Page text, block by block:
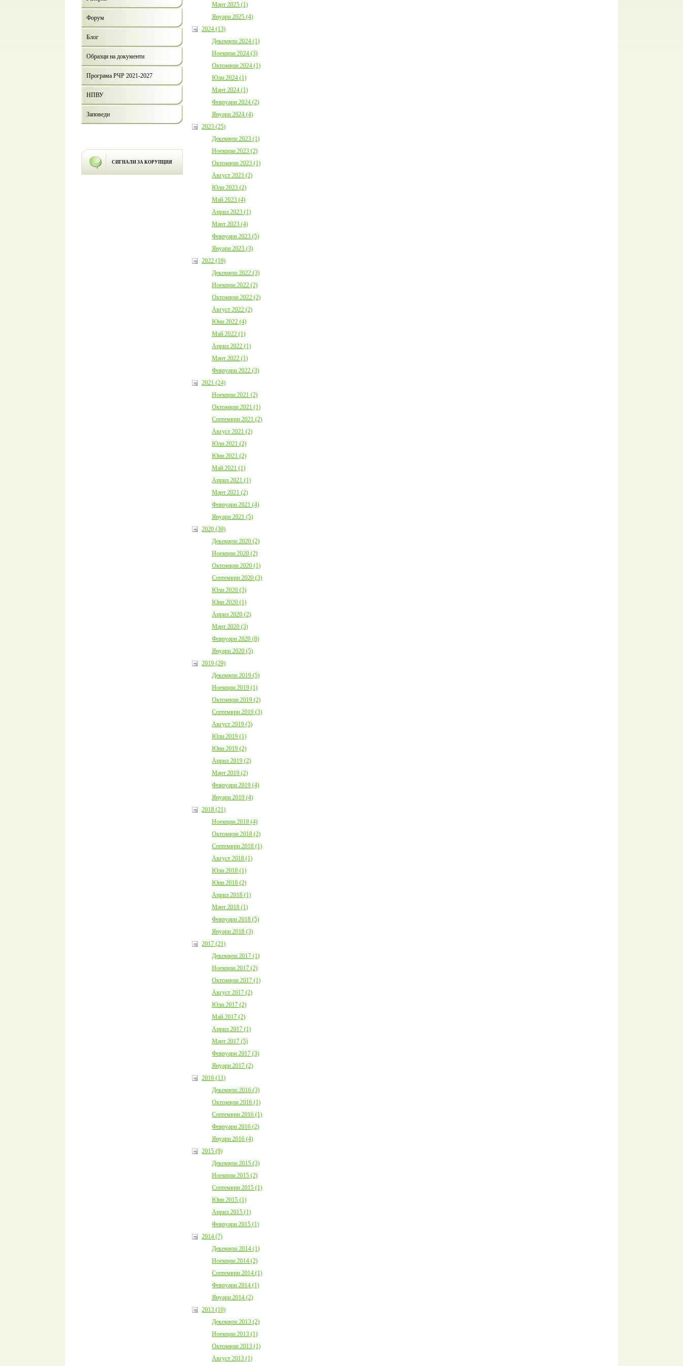
Форум
Блог
Образци на документи
Програма РЧР 2021-2027
НПВУ
Заповеди
СИГНАЛИ ЗА КОРУПЦИЯ
Март 2025 (1)
Януари 2025 (4)
2024 (13)
Декември 2024 (1)
Ноември 2024 (3)
Октомври 2024 (1)
Юли 2024 (1)
Март 2024 (1)
Февруари 2024 (2)
Януари 2024 (4)
2023 (25)
Декември 2023 (1)
Ноември 2023 (2)
Октомври 2023 (1)
Август 2023 (2)
Юли 2023 (2)
Май 2023 (4)
Април 2023 (1)
Март 2023 (4)
Февруари 2023 (5)
Януари 2023 (3)
2022 (19)
Декември 2022 (3)
Ноември 2022 (2)
Октомври 2022 (2)
Август 2022 (2)
Юни 2022 (4)
Май 2022 (1)
Април 2022 (1)
Март 2022 (1)
Февруари 2022 (3)
2021 (24)
Ноември 2021 (2)
Октомври 2021 (1)
Септември 2021 (2)
Август 2021 (2)
Юли 2021 (2)
Юни 2021 (2)
Май 2021 (1)
Април 2021 (1)
Март 2021 (2)
Февруари 2021 (4)
Януари 2021 (5)
2020 (30)
Декември 2020 (2)
Ноември 2020 (2)
Октомври 2020 (1)
Септември 2020 (3)
Юли 2020 (3)
Юни 2020 (1)
Април 2020 (2)
Март 2020 (3)
Февруари 2020 (8)
Януари 2020 (5)
2019 (29)
Декември 2019 (5)
Ноември 2019 (1)
Октомври 2019 (2)
Септември 2019 (3)
Август 2019 (3)
Юли 2019 (1)
Юни 2019 (2)
Април 2019 (2)
Март 2019 (2)
Февруари 2019 (4)
Януари 2019 (4)
2018 (21)
Ноември 2018 (4)
Октомври 2018 (2)
Септември 2018 (1)
Август 2018 (1)
Юли 2018 (1)
Юни 2018 (2)
Април 2018 (1)
Март 2018 (1)
Февруари 2018 (5)
Януари 2018 (3)
2017 (21)
Декември 2017 (1)
Ноември 2017 (2)
Октомври 2017 (1)
Август 2017 (2)
Юли 2017 (2)
Май 2017 (2)
Април 2017 (1)
Март 2017 (5)
Февруари 2017 (3)
Януари 2017 (2)
2016 (11)
Декември 2016 (3)
Октомври 2016 (1)
Септември 2016 (1)
Февруари 2016 (2)
Януари 2016 (4)
2015 (9)
Декември 2015 (3)
Ноември 2015 (2)
Септември 2015 (1)
Юни 2015 (1)
Април 2015 (1)
Февруари 2015 (1)
2014 (7)
Декември 2014 (1)
Ноември 2014 (2)
Септември 2014 (1)
Февруари 2014 (1)
Януари 2014 (2)
2013 (10)
Декември 2013 (2)
Ноември 2013 (1)
Октомври 2013 (1)
Август 2013 (1)